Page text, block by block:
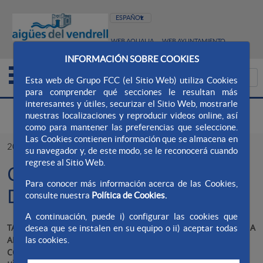
INFORMACIÓN SOBRE COOKIES
Esta web de Grupo FCC (el Sitio Web) utiliza Cookies
para comprender qué secciones le resultan más
interesantes y útiles, securizar el Sitio Web, mostrarle
nuestras localizaciones y reproducir videos online, así
como para mantener las preferencias que seleccione.
Las Cookies contienen información que se almacena en
su navegador y, de este modo, se le reconocerá cuando
regrese al Sitio Web.
Para conocer más información acerca de las Cookies,
consulte nuestra Política de Cookies.
A continuación, puede i) configurar las cookies que
desea que se instalen en su equipo o ii) aceptar todas
las cookies.
WEB AQUALIA WEB AYUNTAMIENTO
20/06/2018
CONVOCATÒRIA DE LLOC
DE TREBALL
TASQUES A DESENVOLUPAR: ASSISTIR I DONAR SUPORT COM A
ADMINISTRATIU AL RESPONSABLE DEL DEPARTAMENT DE
CONTRACTACIÓ, AIXÍ COM ALTRES TASQUES INHERENTS A